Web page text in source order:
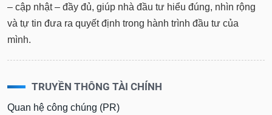
– cập nhật – đầy đủ, giúp nhà đầu tư hiểu đúng, nhìn rộng
và tự tin đưa ra quyết định trong hành trình đầu tư của
mình.
TRUYỀN THÔNG TÀI CHÍNH
Quan hệ công chúng (PR)